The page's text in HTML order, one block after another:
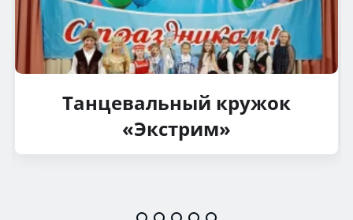
Танцевальный кружок
«Экстрим»